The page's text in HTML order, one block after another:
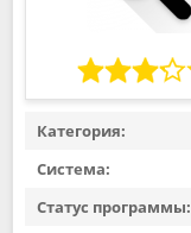
Категория:
Система:
Статус программы: